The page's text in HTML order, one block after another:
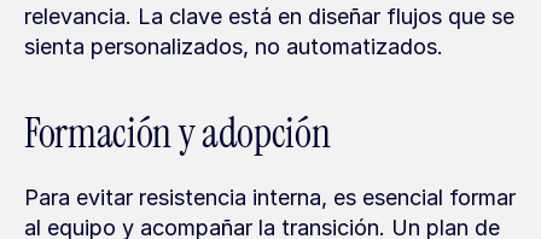
relevancia. La clave está en diseñar flujos que se
sienta personalizados, no automatizados.
Formación y adopción
Para evitar resistencia interna, es esencial formar
al equipo y acompañar la transición. Un plan de